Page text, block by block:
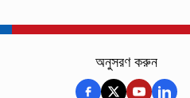
অনুসরণ করুন